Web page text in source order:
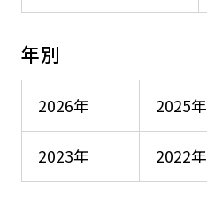
年別
2026年 2025年
2023年 2022年